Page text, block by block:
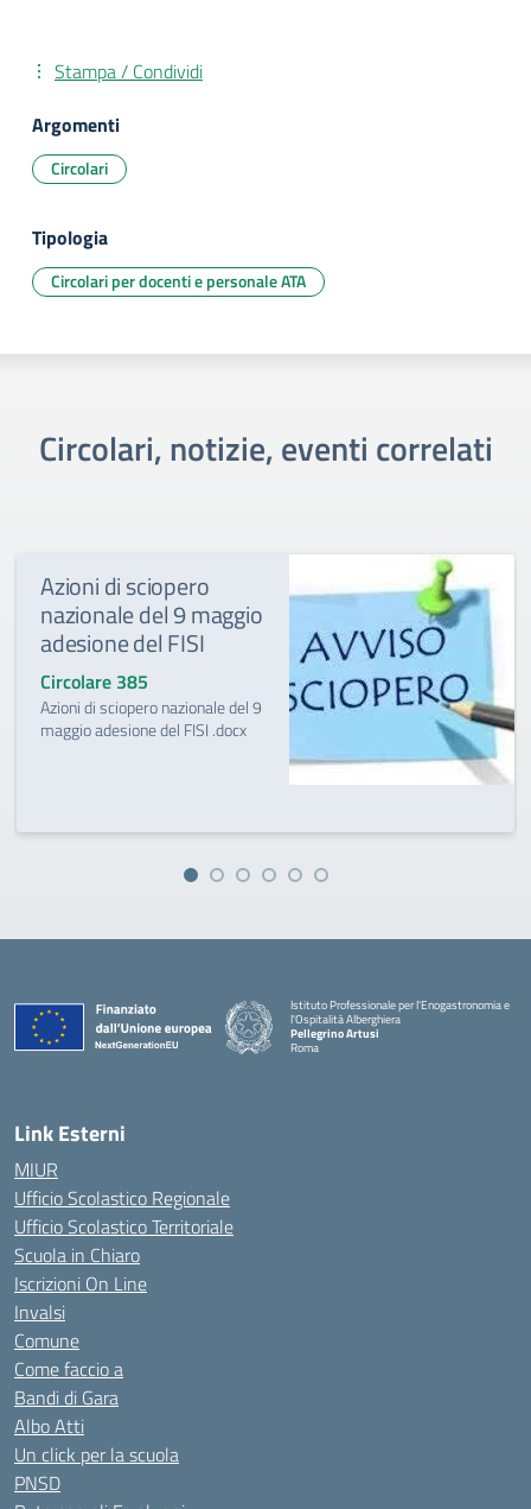
Stampa / Condividi
Argomenti
Circolari
Tipologia
Circolari per docenti e personale ATA
Circolari, notizie, eventi correlati
Azioni di sciopero
nazionale del 9 maggio
adesione del FISI
Circolare 385
Azioni di sciopero nazionale del 9
maggio adesione del FISI .docx
Istituto Professionale per l'Enogastronomia e
l'Ospitalità Alberghiera
Pellegrino Artusi
Roma
Link Esterni
MIUR
Ufficio Scolastico Regionale
Ufficio Scolastico Territoriale
Scuola in Chiaro
Iscrizioni On Line
Invalsi
Comune
Come faccio a
Bandi di Gara
Albo Atti
Un click per la scuola
PNSD